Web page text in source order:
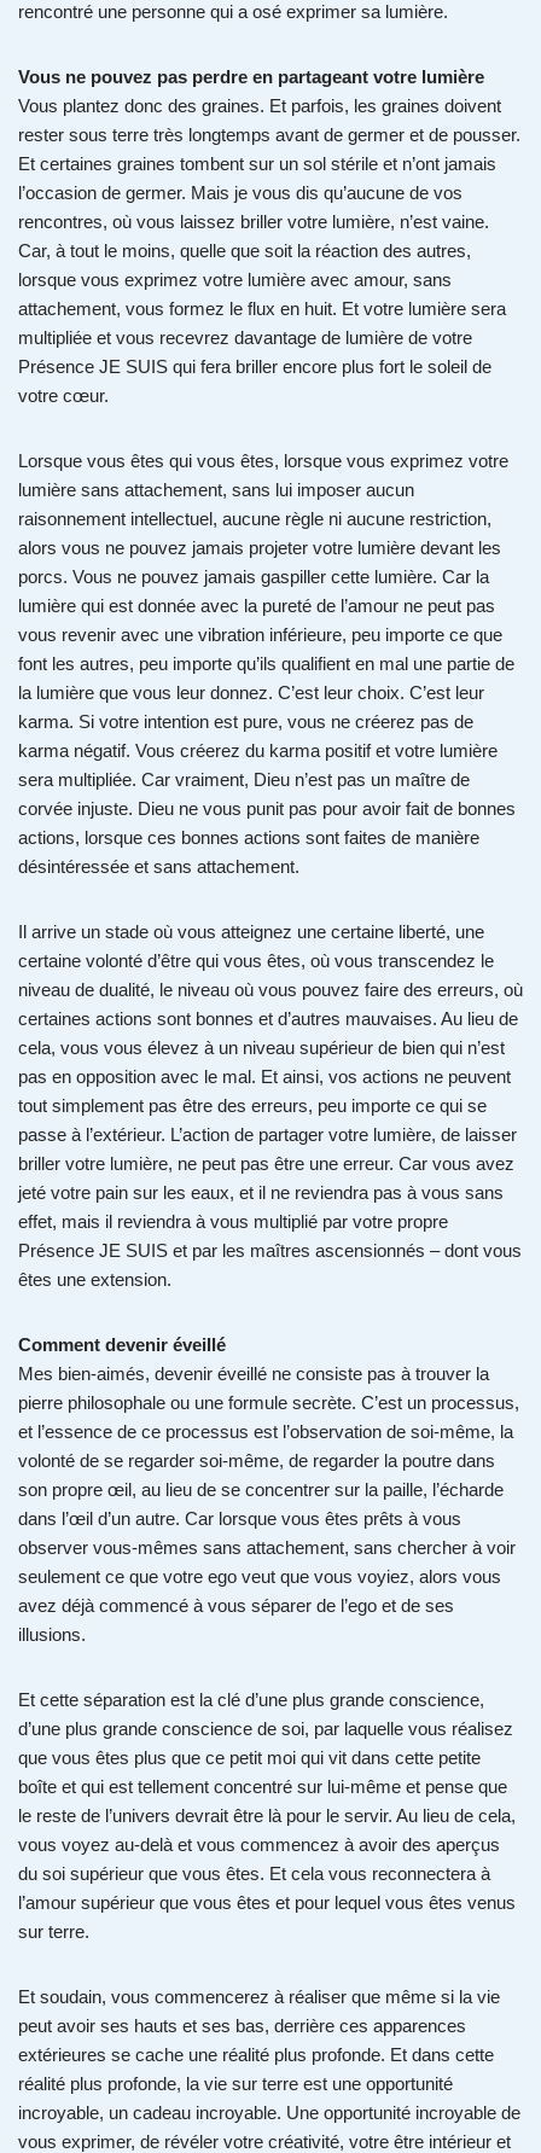
rencontré une personne qui a osé exprimer sa lumière.
Vous ne pouvez pas perdre en partageant votre lumière
Vous plantez donc des graines. Et parfois, les graines doivent
rester sous terre très longtemps avant de germer et de pousser.
Et certaines graines tombent sur un sol stérile et n’ont jamais
l’occasion de germer. Mais je vous dis qu’aucune de vos
rencontres, où vous laissez briller votre lumière, n’est vaine.
Car, à tout le moins, quelle que soit la réaction des autres,
lorsque vous exprimez votre lumière avec amour, sans
attachement, vous formez le flux en huit. Et votre lumière sera
multipliée et vous recevrez davantage de lumière de votre
Présence JE SUIS qui fera briller encore plus fort le soleil de
votre cœur.
Lorsque vous êtes qui vous êtes, lorsque vous exprimez votre
lumière sans attachement, sans lui imposer aucun
raisonnement intellectuel, aucune règle ni aucune restriction,
alors vous ne pouvez jamais projeter votre lumière devant les
porcs. Vous ne pouvez jamais gaspiller cette lumière. Car la
lumière qui est donnée avec la pureté de l’amour ne peut pas
vous revenir avec une vibration inférieure, peu importe ce que
font les autres, peu importe qu’ils qualifient en mal une partie de
la lumière que vous leur donnez. C’est leur choix. C’est leur
karma. Si votre intention est pure, vous ne créerez pas de
karma négatif. Vous créerez du karma positif et votre lumière
sera multipliée. Car vraiment, Dieu n’est pas un maître de
corvée injuste. Dieu ne vous punit pas pour avoir fait de bonnes
actions, lorsque ces bonnes actions sont faites de manière
désintéressée et sans attachement.
Il arrive un stade où vous atteignez une certaine liberté, une
certaine volonté d’être qui vous êtes, où vous transcendez le
niveau de dualité, le niveau où vous pouvez faire des erreurs, où
certaines actions sont bonnes et d’autres mauvaises. Au lieu de
cela, vous vous élevez à un niveau supérieur de bien qui n’est
pas en opposition avec le mal. Et ainsi, vos actions ne peuvent
tout simplement pas être des erreurs, peu importe ce qui se
passe à l’extérieur. L’action de partager votre lumière, de laisser
briller votre lumière, ne peut pas être une erreur. Car vous avez
jeté votre pain sur les eaux, et il ne reviendra pas à vous sans
effet, mais il reviendra à vous multiplié par votre propre
Présence JE SUIS et par les maîtres ascensionnés – dont vous
êtes une extension.
Comment devenir éveillé
Mes bien-aimés, devenir éveillé ne consiste pas à trouver la
pierre philosophale ou une formule secrète. C’est un processus,
et l’essence de ce processus est l’observation de soi-même, la
volonté de se regarder soi-même, de regarder la poutre dans
son propre œil, au lieu de se concentrer sur la paille, l’écharde
dans l’œil d’un autre. Car lorsque vous êtes prêts à vous
observer vous-mêmes sans attachement, sans chercher à voir
seulement ce que votre ego veut que vous voyiez, alors vous
avez déjà commencé à vous séparer de l’ego et de ses
illusions.
Et cette séparation est la clé d’une plus grande conscience,
d’une plus grande conscience de soi, par laquelle vous réalisez
que vous êtes plus que ce petit moi qui vit dans cette petite
boîte et qui est tellement concentré sur lui-même et pense que
le reste de l’univers devrait être là pour le servir. Au lieu de cela,
vous voyez au-delà et vous commencez à avoir des aperçus
du soi supérieur que vous êtes. Et cela vous reconnectera à
l’amour supérieur que vous êtes et pour lequel vous êtes venus
sur terre.
Et soudain, vous commencerez à réaliser que même si la vie
peut avoir ses hauts et ses bas, derrière ces apparences
extérieures se cache une réalité plus profonde. Et dans cette
réalité plus profonde, la vie sur terre est une opportunité
incroyable, un cadeau incroyable. Une opportunité incroyable de
vous exprimer, de révéler votre créativité, votre être intérieur et